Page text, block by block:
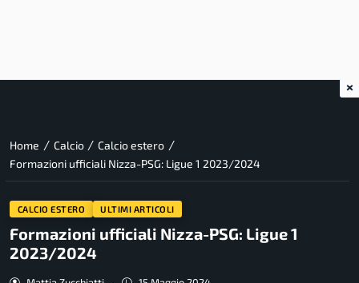
Home / Calcio / Calcio estero /
Formazioni ufficiali Nizza-PSG: Ligue 1 2023/2024
CALCIO ESTERO ULTIMI ARTICOLI
Formazioni ufficiali Nizza-PSG: Ligue 1
2023/2024
×